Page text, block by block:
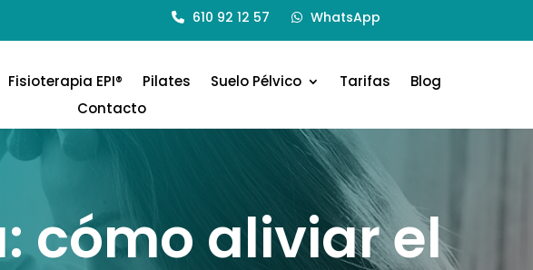
610 92 12 57 WhatsApp
Fisioterapia EPI® Pilates Suelo Pélvico Tarifas
Blog
Contacto
cómo aliviar el